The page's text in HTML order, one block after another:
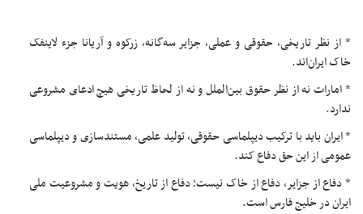
* از نظر تاریخی، حقوقی و عملی، جزایر سه‌گانه، زرکوه و آریانا جزء لاینفک
خاک ایران‌اند.
* امارات نه از نظر حقوق بین‌الملل و نه از لحاظ تاریخی هیچ ادعای مشروعی
ندارد.
* ایران باید با ترکیب دیپلماسی حقوقی، تولید علمی، مستندسازی و دیپلماسی
عمومی از این حق دفاع کند.
* دفاع از جزایر، دفاع از خاک نیست؛ دفاع از تاریخ، هویت و مشروعیت ملی
ایران در خلیج فارس است.